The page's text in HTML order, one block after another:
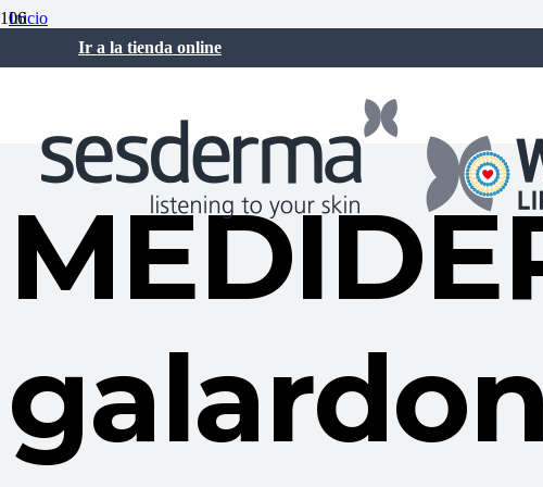
Ir a la tienda online
Inicio
Sesderma Noticias
MEDIDERMA galardonada en los Greek Medical Beauty Awards